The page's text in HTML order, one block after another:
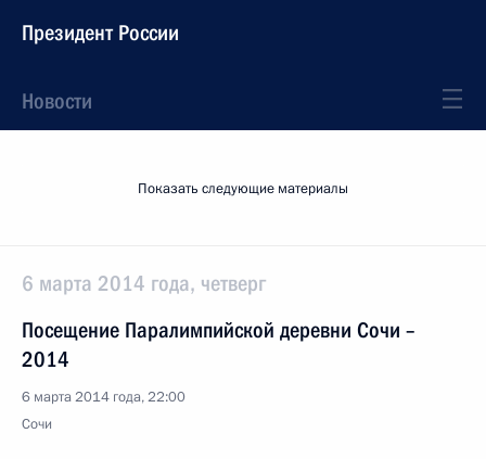
Президент России
Новости
Показать следующие материалы
6 марта 2014 года, четверг
Посещение Паралимпийской деревни Сочи –
2014
6 марта 2014 года, 22:00
Сочи